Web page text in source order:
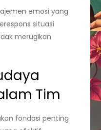
emosi yang
situasi
merugikan
Tim
fondasi penting